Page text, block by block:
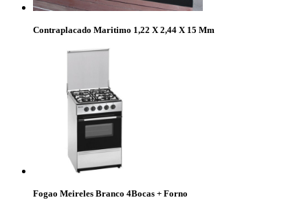
Contraplacado Maritimo 1,22 X 2,44 X 15 Mm
Fogao Meireles Branco 4Bocas + Forno